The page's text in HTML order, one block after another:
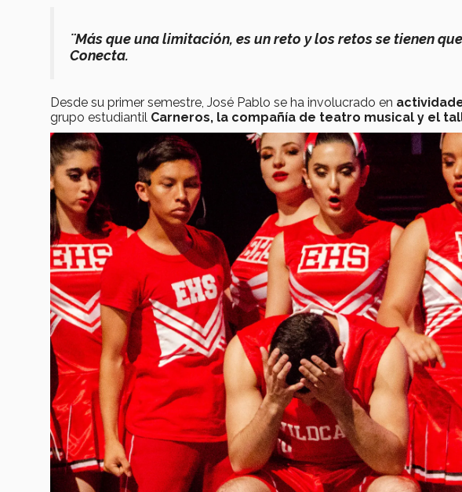
¨Más que una limitación, es un reto y los retos se tienen
Conecta.
Desde su primer semestre, José Pablo se ha involucrado en
grupo estudiantil Carneros, la compañía de teatro musical y el